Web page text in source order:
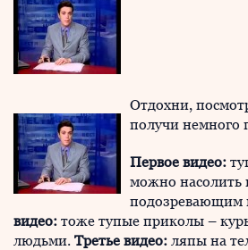
Отдохни,
получи немного
Первое видео:
можно насолить
подозревающим
видео: тоже тупые приколы –
людьми. Третье видео: ляпы на